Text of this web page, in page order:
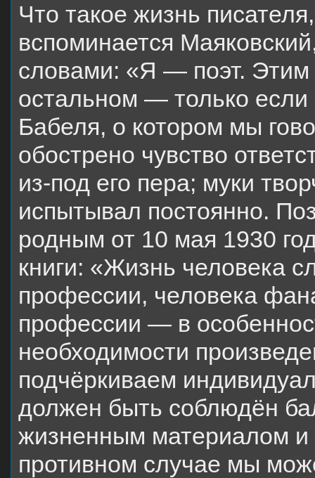
Что такое жизнь
вспоминается
словами: «Я — поэт.
остальном — только если
Бабеля, о котором мы
обострено чувство
из-под его пера; муки
испытывал постоянно.
родным от 10 мая 1930
книги: «Жизнь человека
профессии, человека
профессии — в
необходимости
подчёркиваем
должен быть соблюдён
жизненным материалом и
противном случае мы